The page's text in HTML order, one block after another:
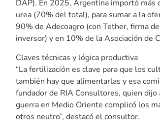
DAP). En 2025, Argentina importó
urea (70% del total), para sumar a la
90% de Adecoagro (con Tether, firma
inversor) y en 10% de la Asociación de
Claves técnicas y lógica productiva
“La fertilización es clave para que los
también hay que alimentarlas y esa
fundador de RIA Consultores, quien
guerra en Medio Oriente complicó los
otros neutro”, destacó el consultor.